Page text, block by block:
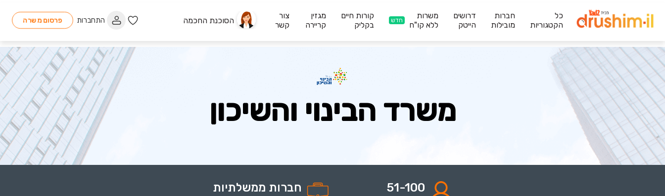
כל
הקטגוריות
חברות
מובילות
דרושים
הייטק
משרות
ללא קו"ח
חדש
קורות חיים
בקליק
מגזין
קריירה
צור
קשר
הסוכנת החכמה התחברות פרסום משרה
משרד הבינוי והשיכון
51-100 חברות ממשלתיות